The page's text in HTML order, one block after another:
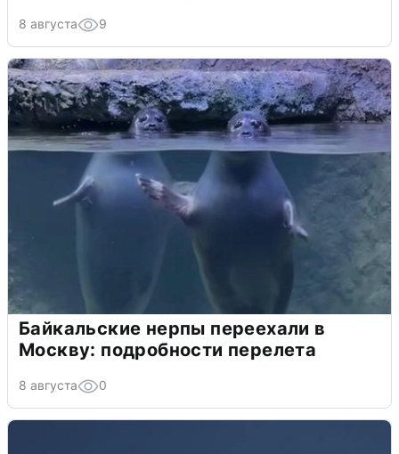
8 августа 9
Байкальские нерпы переехали в
Москву: подробности перелета
8 августа 0